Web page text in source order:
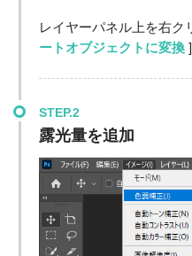
レイヤーパネル上を右ク
ートオブジェクトに変換]
STEP.2
露光量を追加